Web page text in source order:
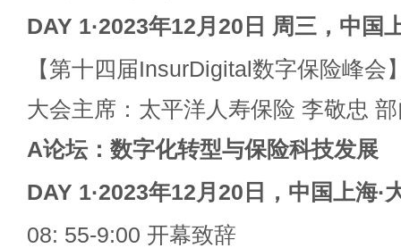
DAY 1·2023年12月20日 周三，中国
【第十四届InsurDigital数字保险峰会
大会主席：太平洋人寿保险 李敬忠
A论坛：数字化转型与保险科技发展
DAY 1·2023年12月20日，中国上海·
08: 55-9:00 开幕致辞